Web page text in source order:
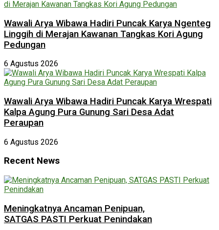
Wawali Arya Wibawa Hadiri Puncak Karya Ngenteg
Linggih di Merajan Kawanan Tangkas Kori Agung
Pedungan
6 Agustus 2026
Wawali Arya Wibawa Hadiri Puncak Karya Wrespati
Kalpa Agung Pura Gunung Sari Desa Adat
Peraupan
6 Agustus 2026
Recent News
Meningkatnya Ancaman Penipuan,
SATGAS PASTI Perkuat Penindakan